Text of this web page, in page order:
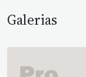
Galerias